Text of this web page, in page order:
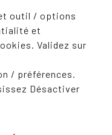
outil / options
et
Validez sur
/ préférences.
Désactiver